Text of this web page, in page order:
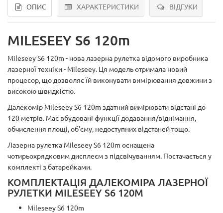
ОПИС ХАРАКТЕРИСТИКИ ВІДГУКИ
MILESEEY S6 120m
Mileseey S6 120m - нова лазерна рулетка відомого виробника
лазерної техніки - Mileseey. Ця модель отримала новий
процесор, що дозволяє їй виконувати вимірювання довжини з
високою швидкістю.
Далекомір Mileseey S6 120m здатний вимірювати відстані до
120 метрів. Має вбудовані функції додавання/віднімання,
обчислення площі, об'єму, недоступних відстаней тощо.
Лазерна рулетка Mileseey S6 120m оснащена
чотирьохрядковим дисплеєм з підсвічуванням. Постачається у
комплекті з батарейками.
КОМПЛЕКТАЦІЯ ДАЛЕКОМІРА ЛАЗЕРНОЇ
РУЛЕТКИ MILESEEY S6 120M
Mileseey S6 120m